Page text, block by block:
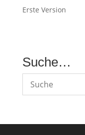
Erste Version
Suche…